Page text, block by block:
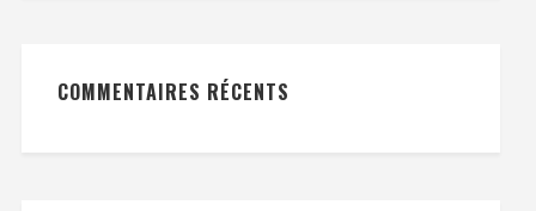
COMMENTAIRES RÉCENTS